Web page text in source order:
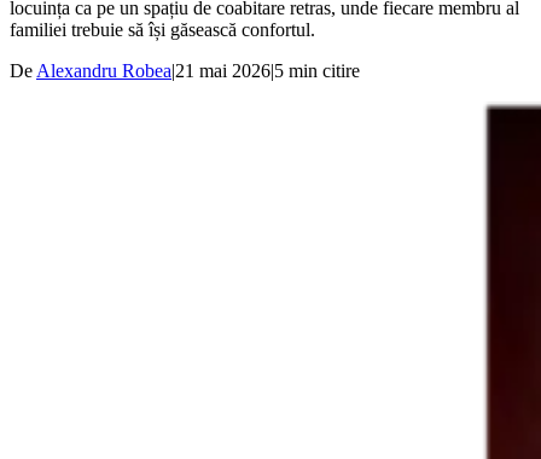
locuința ca pe un spațiu de coabitare retras, unde fiecare membru al
familiei trebuie să își găsească confortul.
De Alexandru Robea|21 mai 2026|5 min citire